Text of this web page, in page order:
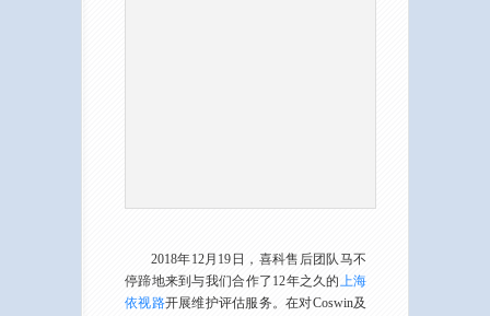
2018年12月19日，喜科售后团队马不
停蹄地来到与我们合作了12年之久的上海
依视路开展维护评估服务。在对Coswin及